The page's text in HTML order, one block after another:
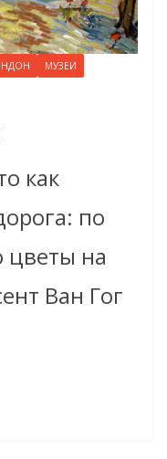
МУЗЕИ
как
по
цветы на
Ван Гог